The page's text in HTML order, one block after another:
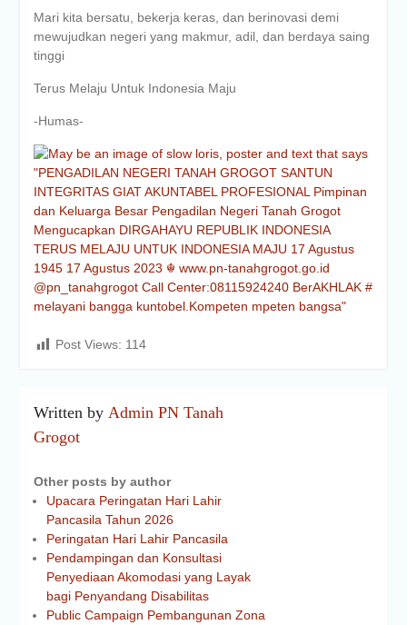
Mari kita bersatu, bekerja keras, dan berinovasi demi
mewujudkan negeri yang makmur, adil, dan berdaya saing
tinggi
Terus Melaju Untuk Indonesia Maju
-Humas-
Post Views: 114
Written by Admin PN Tanah
Grogot
Other posts by author
Upacara Peringatan Hari Lahir
Pancasila Tahun 2026
Peringatan Hari Lahir Pancasila
Pendampingan dan Konsultasi
Penyediaan Akomodasi yang Layak
bagi Penyandang Disabilitas
Public Campaign Pembangunan Zona